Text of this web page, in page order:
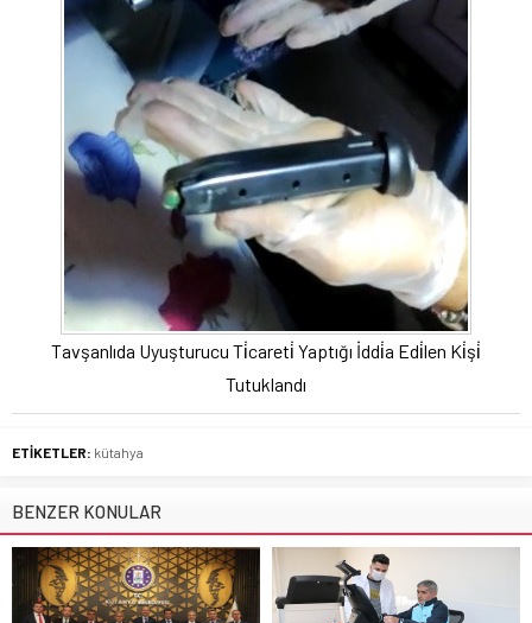
Tavşanlıda Uyuşturucu Ti̇careti̇ Yaptığı İddi̇a Edi̇len Ki̇şi̇
Tutuklandı
ETİKETLER: kütahya
BENZER KONULAR